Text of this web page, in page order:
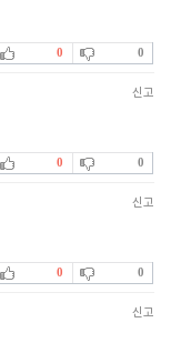
0 0
신고
0 0
신고
0 0
신고